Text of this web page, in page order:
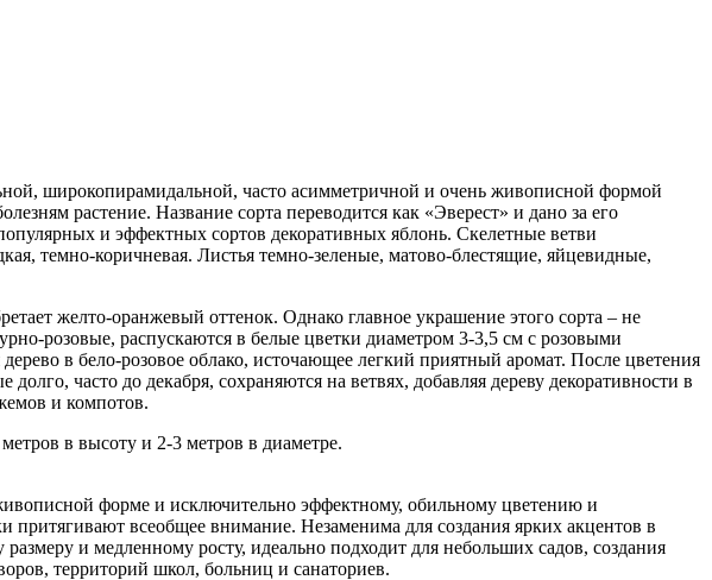
широкопирамидальной, часто асимметричной и очень живописной формой
растение. Название сорта переводится как «Эверест» и дано за его
и эффектных сортов декоративных яблонь. Скелетные ветви
темно-коричневая. Листья темно-зеленые, матово-блестящие, яйцевидные,
желто-оранжевый оттенок. Однако главное украшение этого сорта – не
розовые, распускаются в белые цветки диаметром 3-3,5 см с розовыми
в бело-розовое облако, источающее легкий приятный аромат. После цветения
часто до декабря, сохраняются на ветвях, добавляя дереву декоративности в
и компотов.
в высоту и 2-3 метров в диаметре.
форме и исключительно эффектному, обильному цветению и
всеобщее внимание. Незаменима для создания ярких акцентов в
и медленному росту, идеально подходит для небольших садов, создания
территорий школ, больниц и санаториев.